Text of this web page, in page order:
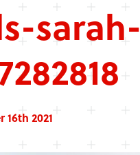
sarah-
16th 2021